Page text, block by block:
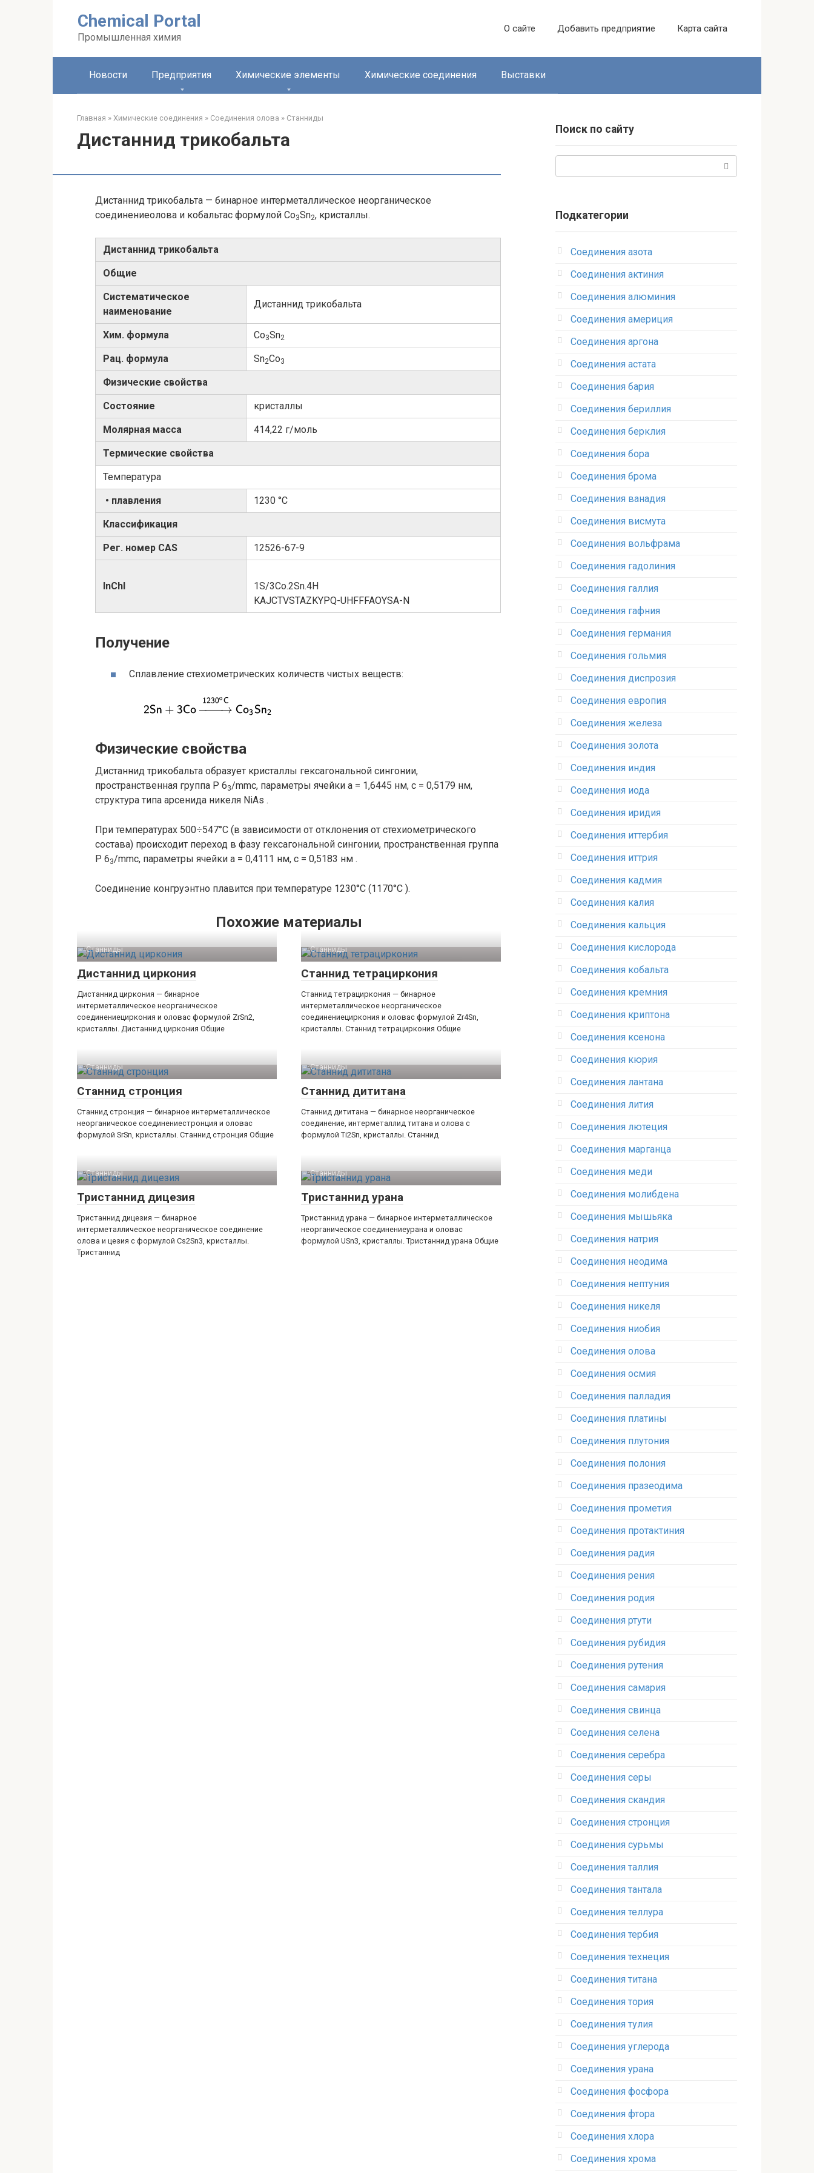
Chemical Portal
Промышленная химия
О сайте Добавить предприятие Карта сайта
Новости Предприятия Химические элементы Химические соединения Выставки
Главная » Химические соединения » Соединения олова‎ » Станниды‎
Дистаннид трикобальта
Дистаннид трикобальта — бинарное интерметаллическое неорганическое
соединениеолова и кобальтас формулой Co3Sn2, кристаллы.
Дистаннид трикобальта
Общие
Систематическое
наименование
Дистаннид трикобальта
Хим. формула Co3Sn2
Рац. формула Sn2Co3
Физические свойства
Состояние кристаллы
Молярная масса 414,22 г/моль
Термические свойства
Температура
• плавления 1230 °C
Классификация
Рег. номер CAS 12526-67-9
InChI
1S/3Co.2Sn.4H
KAJCTVSTAZKYPQ-UHFFFAOYSA-N
Получение
Сплавление стехиометрических количеств чистых веществ:
Физические свойства
Дистаннид трикобальта образует кристаллы гексагональной сингонии,
пространственная группа P 63/mmc, параметры ячейки a = 1,6445 нм, c = 0,5179 нм,
структура типа арсенида никеля NiAs .
При температурах 500÷547°С (в зависимости от отклонения от стехиометрического
состава) происходит переход в фазу гексагональной сингонии, пространственная группа
P 63/mmc, параметры ячейки a = 0,4111 нм, c = 0,5183 нм .
Соединение конгруэнтно плавится при температуре 1230°C (1170°C ).
Похожие материалы
Станниды‎
Дистаннид циркония
Дистаннид циркония — бинарное
интерметаллическое неорганическое
соединениециркония и оловас формулой ZrSn2,
кристаллы. Дистаннид циркония Общие
Станниды‎
Станнид тетрациркония
Станнид тетрациркония — бинарное
интерметаллическое неорганическое
соединениециркония и оловас формулой Zr4Sn,
кристаллы. Станнид тетрациркония Общие
Станниды‎
Станнид стронция
Станнид стронция — бинарное интерметаллическое
неорганическое соединениестронция и оловас
формулой SrSn, кристаллы. Станнид стронция Общие
Станниды‎
Станнид дититана
Станнид дититана — бинарное неорганическое
соединение, интерметаллид титана и олова с
формулой Ti2Sn, кристаллы. Станнид
Станниды‎
Тристаннид дицезия
Тристаннид дицезия — бинарное
интерметаллическое неорганическое соединение
олова и цезия с формулой Cs2Sn3, кристаллы.
Тристаннид
Станниды‎
Тристаннид урана
Тристаннид урана — бинарное интерметаллическое
неорганическое соединениеурана и оловас
формулой USn3, кристаллы. Тристаннид урана Общие
Поиск по сайту
Подкатегории
Соединения азота
Соединения актиния
Соединения алюминия‎
Соединения америция‎
Соединения аргона‎
Соединения астата‎
Соединения бария
Соединения бериллия‎
Соединения берклия
Соединения бора‎
Соединения брома‎
Соединения ванадия‎
Соединения висмута
Соединения вольфрама‎
Соединения гадолиния‎
Соединения галлия‎
Соединения гафния‎
Соединения германия‎
Соединения гольмия‎
Соединения диспрозия‎ ‎
Соединения европия‎
Соединения железа‎
Соединения золота‎
Соединения индия
Соединения иода‎
Соединения иридия
Соединения иттербия‎
Соединения иттрия‎
Соединения кадмия
Соединения калия‎
Соединения кальция
Соединения кислорода‎
Соединения кобальта
Соединения кремния‎
Соединения криптона‎
Соединения ксенона‎
Соединения кюрия
Соединения лантана‎
Соединения лития‎
Соединения лютеция‎
Соединения марганца‎
Соединения меди
Соединения молибдена‎
Соединения мышьяка‎ ‎
Соединения натрия‎
Соединения неодима‎
Соединения нептуния‎
Соединения никеля‎
Соединения ниобия‎
Соединения олова‎
Соединения осмия‎
Соединения палладия‎
Соединения платины‎
Соединения плутония‎
Соединения полония‎
Соединения празеодима‎
Соединения прометия‎
Соединения протактиния‎
Соединения радия‎
Соединения рения‎
Соединения родия‎
Соединения ртути‎
Соединения рубидия‎
Соединения рутения‎
Соединения самария‎
Соединения свинца‎
Соединения селена‎
Соединения серебра‎
Соединения серы‎
Соединения скандия
Соединения стронция‎
Соединения сурьмы
Соединения таллия‎
Соединения тантала‎
Соединения теллура‎
Соединения тербия‎
Соединения технеция‎
Соединения титана
Соединения тория‎
Соединения тулия‎
Соединения углерода‎
Соединения урана‎
Соединения фосфора‎
Соединения фтора‎
Соединения хлора‎
Соединения хрома‎